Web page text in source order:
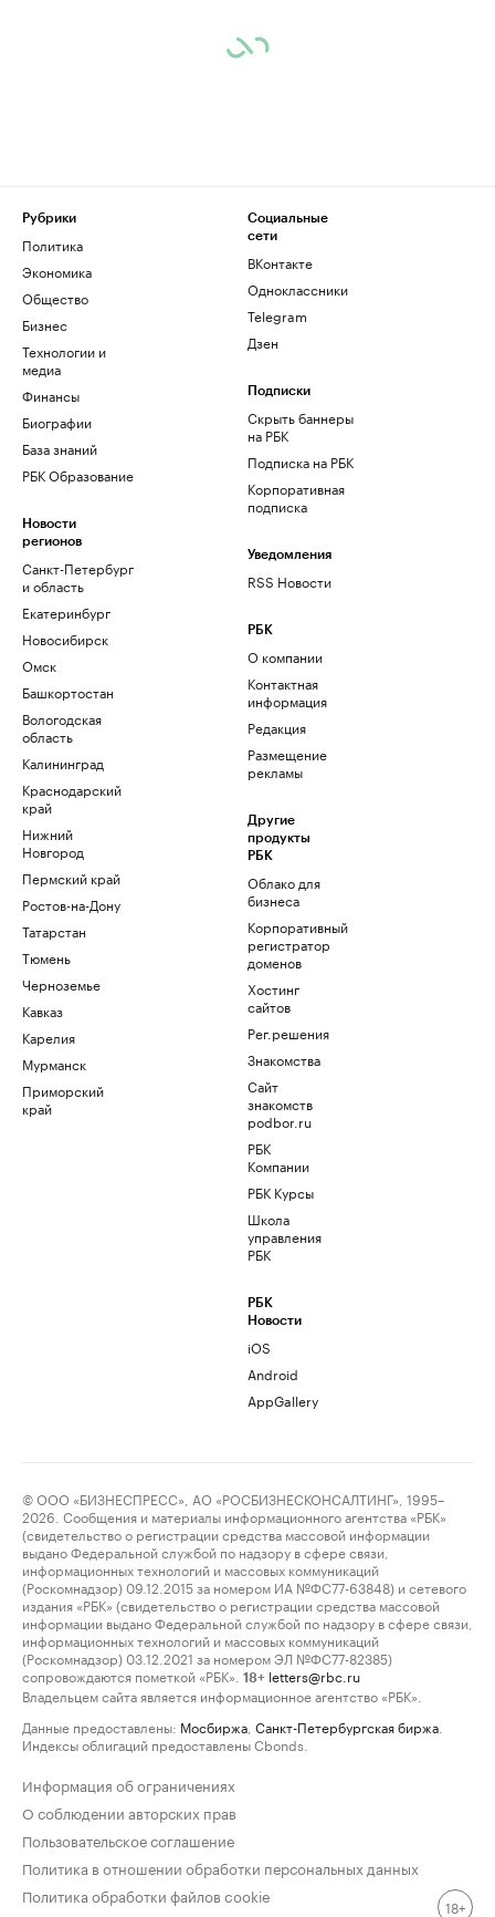
Рубрики
Политика
Экономика
Общество
Бизнес
Технологии и
медиа
Финансы
Биографии
База знаний
РБК Образование
Новости
регионов
Санкт-Петербург
и область
Екатеринбург
Новосибирск
Омск
Башкортостан
Вологодская
область
Калининград
Краснодарский
край
Нижний
Новгород
Пермский край
Ростов-на-Дону
Татарстан
Тюмень
Черноземье
Кавказ
Карелия
Мурманск
Приморский
край
Социальные
сети
ВКонтакте
Одноклассники
Telegram
Дзен
Подписки
Скрыть баннеры
на РБК
Подписка на РБК
Корпоративная
подписка
Уведомления
RSS Новости
РБК
О компании
Контактная
информация
Редакция
Размещение
рекламы
Другие
продукты
РБК
Облако для
бизнеса
Корпоративный
регистратор
доменов
Хостинг
сайтов
Рег.решения
Знакомства
Сайт
знакомств
podbor.ru
РБК
Компании
РБК Курсы
Школа
управления
РБК
РБК
Новости
iOS
Android
AppGallery
© ООО «БИЗНЕСПРЕСС», АО «РОСБИЗНЕСКОНСАЛТИНГ», 1995–
2026. Сообщения и материалы информационного агентства «РБК»
(свидетельство о регистрации средства массовой информации
выдано Федеральной службой по надзору в сфере связи,
информационных технологий и массовых коммуникаций
(Роскомнадзор) 09.12.2015 за номером ИА №ФС77-63848) и сетевого
издания «РБК» (свидетельство о регистрации средства массовой
информации выдано Федеральной службой по надзору в сфере связи,
информационных технологий и массовых коммуникаций
(Роскомнадзор) 03.12.2021 за номером ЭЛ №ФС77-82385)
сопровождаются пометкой «РБК».
18+ letters@rbc.ru
Владельцем сайта является информационное агентство «РБК».
Данные предоставлены: Мосбиржа Санкт-Петербургская биржа
Индексы облигаций предоставлены Cbonds.
Информация об ограничениях
О соблюдении авторских прав
Пользовательское соглашение
Политика в отношении обработки персональных данных
Политика обработки файлов cookie
18+